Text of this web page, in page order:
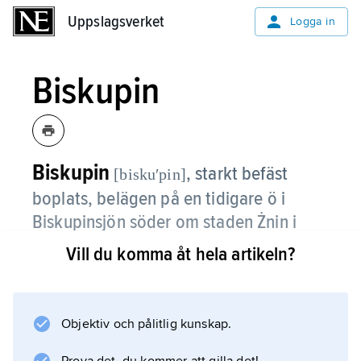
Uppslagsverket Logga in
Biskupin
Biskupin [biskuʹpin],starkt befäst
boplats, belägen på en tidigare ö i
Biskupinsjön söder om staden Żnin i
vojvodskapet Bydgoszcz, västra Polen.
upptar ca 20 000 m
Vill du komma åt hela artikeln?
Objektiv och pålitlig kunskap.